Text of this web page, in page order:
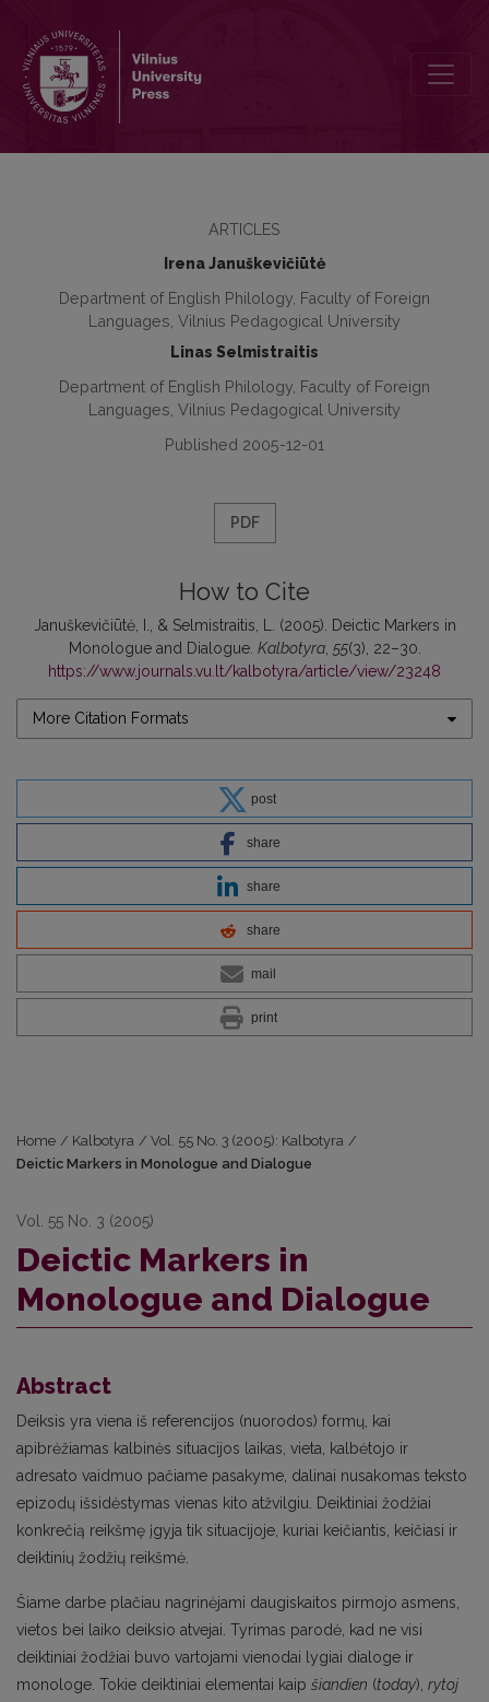
ARTICLES
Irena Januškevičiūtė
Department of English Philology, Faculty of Foreign
Languages, Vilnius Pedagogical University
Linas Selmistraitis
Department of English Philology, Faculty of Foreign
Languages, Vilnius Pedagogical University
Published 2005-12-01
PDF
How to Cite
Januškevičiūtė, I., & Selmistraitis, L. (2005). Deictic Markers in
Monologue and Dialogue. Kalbotyra, 55(3), 22–30.
https://www.journals.vu.lt/kalbotyra/article/view/23248
More Citation Formats
post
share
share
share
mail
print
Home / Kalbotyra / Vol. 55 No. 3 (2005): Kalbotyra /
Deictic Markers in Monologue and Dialogue
Vol. 55 No. 3 (2005)
Deictic Markers in
Monologue and Dialogue
Abstract
Deiksis yra viena iš referencijos (nuorodos) formų, kai
apibrėžiamas kalbinės situacijos laikas, vieta, kalbėtojo ir
adresato vaidmuo pačiame pasakyme, dalinai nusakomas teksto
epizodų išsidėstymas vienas kito atžvilgiu. Deiktiniai žodžiai
konkrečią reikšmę įgyja tik situacijoje, kuriai keičiantis, keičiasi ir
deiktinių žodžių reikšmė.
Šiame darbe plačiau nagrinėjami daugiskaitos pirmojo asmens,
vietos bei laiko deiksio atvejai. Tyrimas parodė, kad ne visi
deiktiniai žodžiai buvo vartojami vienodai lygiai dialoge ir
monologe. Tokie deiktiniai elementai kaip šiandien (today), rytoj